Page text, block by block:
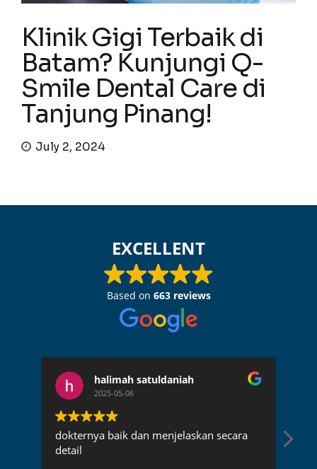
Klinik Gigi Terbaik di
Batam? Kunjungi Q-
Smile Dental Care di
Tanjung Pinang!
July 2, 2024
EXCELLENT
Based on 663 reviews
halimah satuldaniah
2025-05-06
dokternya baik dan menjelaskan secara
detail